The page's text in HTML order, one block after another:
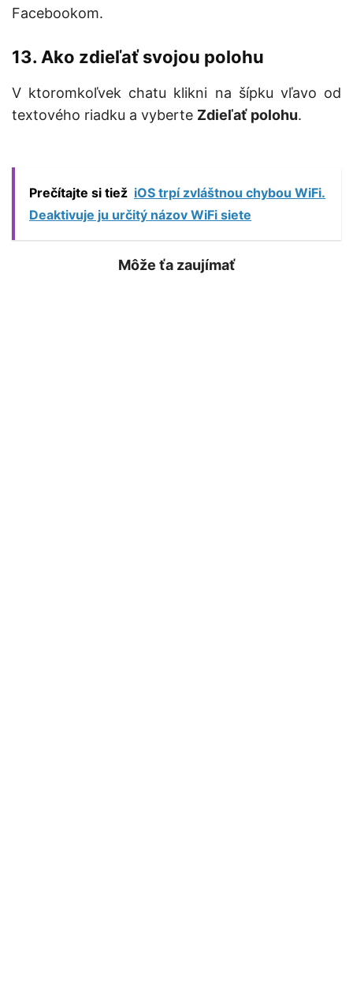
Facebookom.
13. Ako zdieľať svojou polohu
V ktoromkoľvek chatu klikni na šípku vľavo od
textového riadku a vyberte Zdieľať polohu.
Prečítajte si tiež iOS trpí zvláštnou chybou WiFi.
Deaktivuje ju určitý názov WiFi siete
Môže ťa zaujímať